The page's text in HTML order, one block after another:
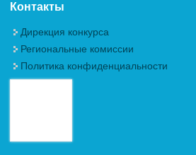
Контакты
Дирекция конкурса
Региональные комиссии
Политика конфиденциальности